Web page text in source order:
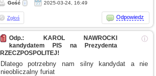
Gość 2025-03-24, 16:49
Zgłoś Odpowiedz
ⓘ
Odp.: KAROL NAWROCKI
kandydatem PIS na Prezydenta
RZECZPOSPOLITEJ!
Dlatego potrzebny nam silny kandydat a nie
nieobliczalny furiat